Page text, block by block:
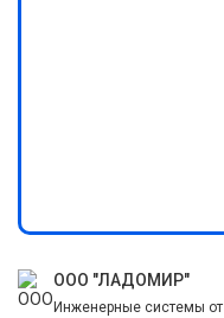
ООО "ЛАДОМИР"
Инженерные системы от